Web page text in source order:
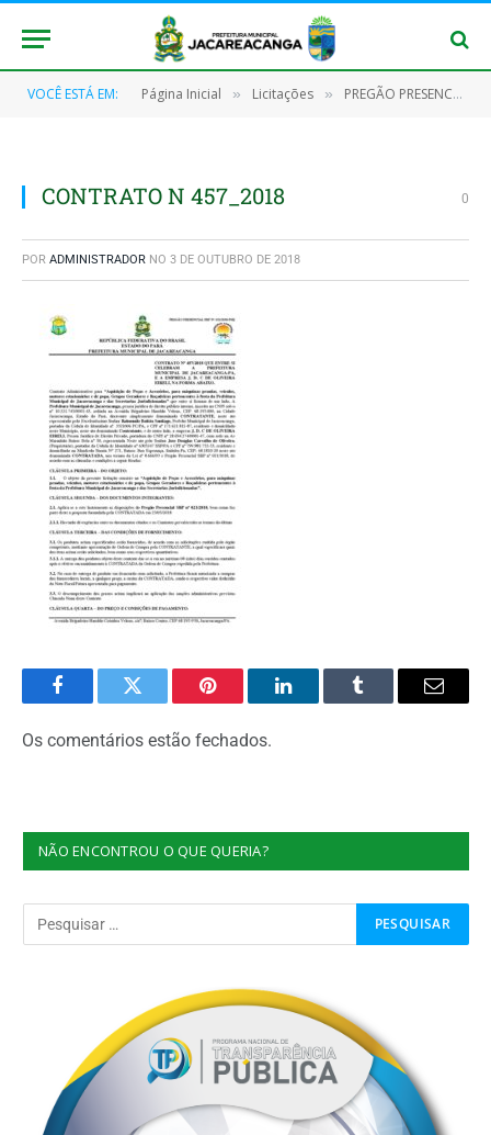
VOCÊ ESTÁ EM: Página Inicial » Licitações » PREGÃO PRESENCIAL Nº 021/2018 – SRP
CONTRATO N 457_2018 0
POR ADMINISTRADOR NO 3 DE OUTUBRO DE 2018
FacebookTwitter Pinterest O
Tumblr
E-
Os comentários estão fechados.
NÃO ENCONTROU O QUE QUERIA?